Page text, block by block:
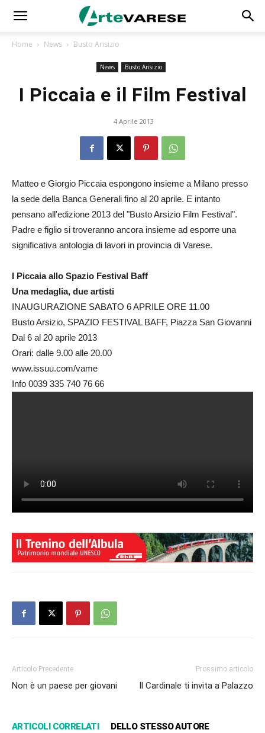
Home News Busto Arisizio
News Busto Arisizio
I Piccaia e il Film Festival
4 Aprile 2013
Matteo e Giorgio Piccaia espongono insieme a Milano presso
la sede della Banca Generali fino al 20 aprile. E intanto
pensano all'edizione 2013 del "Busto Arsizio Film Festival".
Padre e figlio si troveranno ancora insieme ad esporre una
significativa antologia di lavori in provincia di Varese.
I Piccaia allo Spazio Festival Baff
Una medaglia, due artisti
INAUGURAZIONE SABATO 6 APRILE ORE 11.00
Busto Arsizio, SPAZIO FESTIVAL BAFF, Piazza San Giovanni
Dal 6 al 20 aprile 2013
Orari: dalle 9.00 alle 20.00
www.issuu.com/vame
Info 0039 335 740 76 66
Articolo Precedente
Non è un paese per giovani
Prossimo articolo
Il Cardinale ti invita a Palazzo
ARTICOLI CORRELATI DELLO STESSO AUTORE